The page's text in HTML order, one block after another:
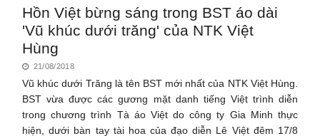
Hồn Việt bừng sáng trong BST áo dài
'Vũ khúc dưới trăng' của NTK Việt
Hùng
21/08/2018
Vũ khúc dưới Trăng là tên BST mới nhất của NTK Việt Hùng.
BST vừa được các gương mặt danh tiếng Việt trình diễn
trong chương trình Tà áo Việt do công ty Gia Minh thực
hiện, dưới bàn tay tài hoa của đạo diễn Lê Việt đêm 17/8